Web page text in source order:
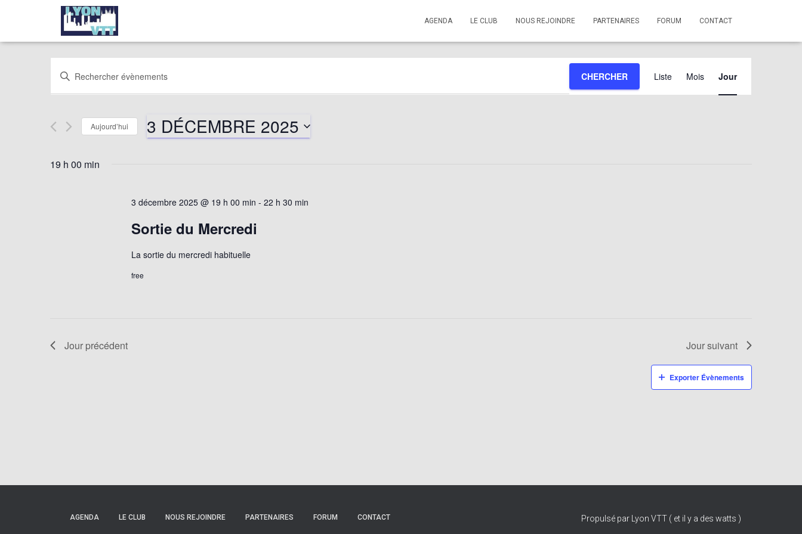
AGENDA LE CLUB NOUS REJOINDRE PARTENAIRES FORUM CONTACT
Recherche
navigation
Évènements
Saisir
mot-
clé.
Évènements
clé.
CHERCHER
Navigation
de
Liste Mois Jour
Aujourd’hui 3 DÉCEMBRE 2025
19 h 00 min
3 décembre 2025 @ 19 h 00 min - 22 h 30 min
Sortie du Mercredi
La sortie du mercredi habituelle
free
Jour précédent Jour suivant
Exporter Évènements
AGENDA LE CLUB NOUS REJOINDRE PARTENAIRES FORUM CONTACT Propulsé par Lyon VTT ( et il y a des watts )